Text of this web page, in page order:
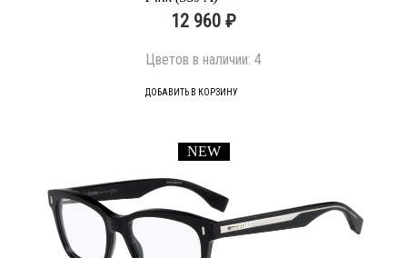
12 960 ₽
Цветов в наличии: 4
ДОБАВИТЬ В КОРЗИНУ
NEW